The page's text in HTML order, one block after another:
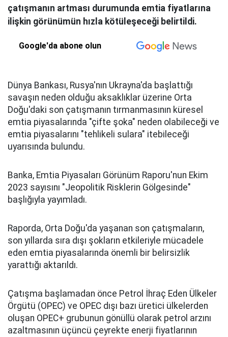
çatışmanın artması durumunda emtia fiyatlarına
ilişkin görünümün hızla kötüleşeceği belirtildi.
Google'da abone olun
Dünya Bankası, Rusya'nın Ukrayna'da başlattığı
savaşın neden olduğu aksaklıklar üzerine Orta
Doğu'daki son çatışmanın tırmanmasının küresel
emtia piyasalarında "çifte şoka" neden olabileceği ve
emtia piyasalarını "tehlikeli sulara" itebileceği
uyarısında bulundu.
Banka, Emtia Piyasaları Görünüm Raporu'nun Ekim
2023 sayısını "Jeopolitik Risklerin Gölgesinde"
başlığıyla yayımladı.
Raporda, Orta Doğu'da yaşanan son çatışmaların,
son yıllarda sıra dışı şokların etkileriyle mücadele
eden emtia piyasalarında önemli bir belirsizlik
yarattığı aktarıldı.
Çatışma başlamadan önce Petrol İhraç Eden Ülkeler
Örgütü (OPEC) ve OPEC dışı bazı üretici ülkelerden
oluşan OPEC+ grubunun gönüllü olarak petrol arzını
azaltmasının üçüncü çeyrekte enerji fiyatlarının